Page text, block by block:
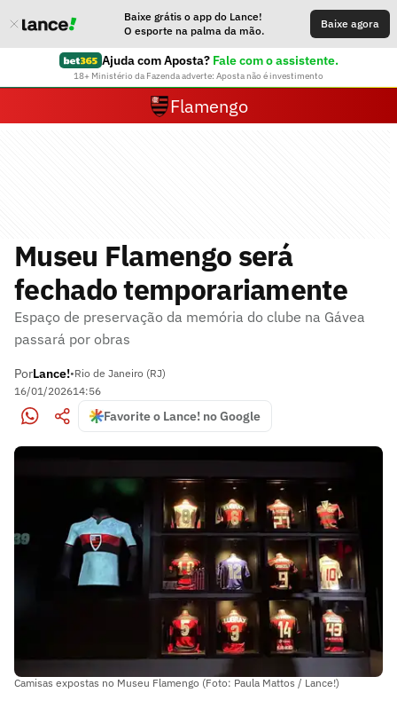
Baixe grátis o app do Lance!
O esporte na palma da mão.
Baixe agora
Ajuda com Aposta? Fale com o assistente.
18+ Ministério da Fazenda adverte: Aposta não é investimento
Flamengo
Museu Flamengo será
fechado temporariamente
Espaço de preservação da memória do clube na Gávea
passará por obras
PorLance!•Rio de Janeiro (RJ)
16/01/202614:56
Favorite o Lance! no Google
Camisas expostas no Museu Flamengo (Foto: Paula Mattos / Lance!)